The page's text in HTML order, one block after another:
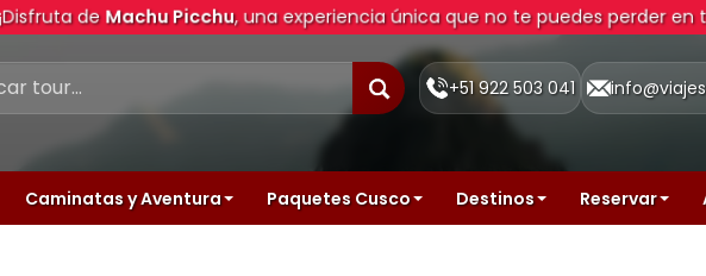
¡Disfruta deMachu Picchu, una experiencia única que no te puedes perder en
+51 922 503 041
Caminatas y Aventura Paquetes Cusco Destinos Reservar